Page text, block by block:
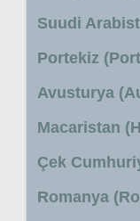
Suudi
Portekiz
Avusturya
Macaristan
Çek
Romanya